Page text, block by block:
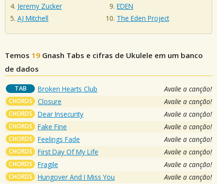
Jeremy Zucker
AJ Mitchell
EDEN
The Eden Project
Temos 19 Gnash Tabs e cifras de Ukulele em um banco
de dados
TAB Broken Hearts Club Avalie a canção!
CHORDS Closure Avalie a canção!
CHORDS Dear Insecurity Avalie a canção!
CHORDS Fake Fine Avalie a canção!
CHORDS Feelings Fade Avalie a canção!
CHORDS First Day Of My Life Avalie a canção!
CHORDS Fragile Avalie a canção!
CHORDS Hungover And I Miss You Avalie a canção!